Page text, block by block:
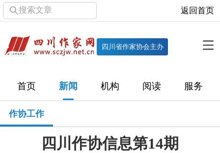
搜索文章 返回首页
四川省作家协会主办
首页 新闻 机构 阅读 服务
机构
直属单位 团体会员 主管社团 专门委员会
历届主席团
作协工作
四川作协信息第14期